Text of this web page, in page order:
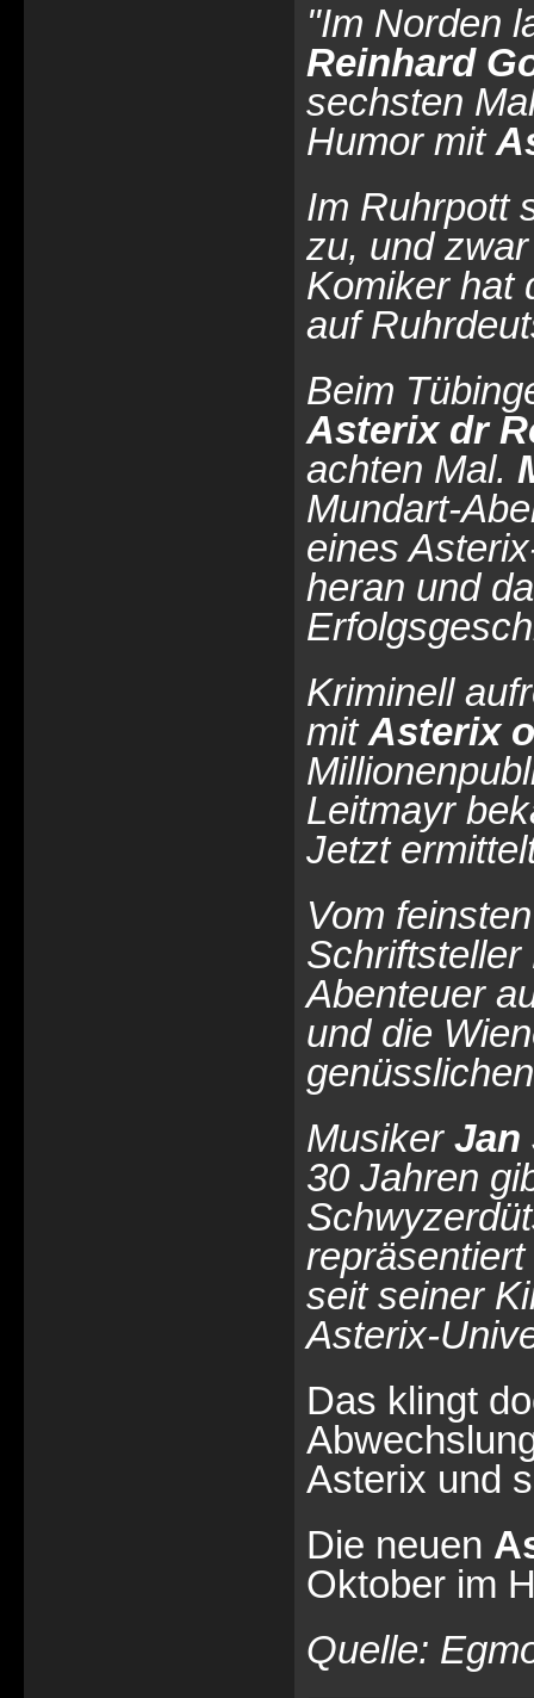
"Im Norden
Reinhard
sechsten
Humor mit
Im Ruhrpott
zu, und
Komiker hat
auf
Beim
Asterix dr
achten Mal.
Mundart-
eines
heran und
Kriminell
mitAsterix
Leitmayr
Jetzt
Vom
Schriftsteller
Abenteuer
und die
Musiker Jan
30 Jahren
seit seiner
Asterix-
Das klingt
Asterix und
Die neuen
Oktober im
Quelle: